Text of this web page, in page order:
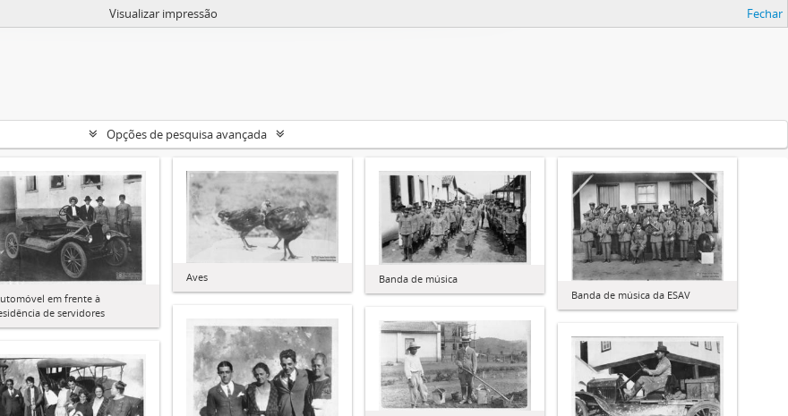
Visualizar impressão Fechar
Opções de pesquisa avançada
em frente à
de servidores
Aves
Banda de música
Banda de música da ESAV